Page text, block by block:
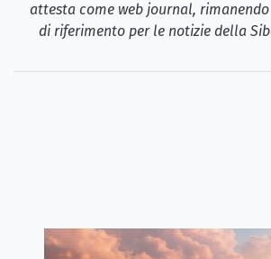
attesta come web journal,
di riferimento per le notizie della